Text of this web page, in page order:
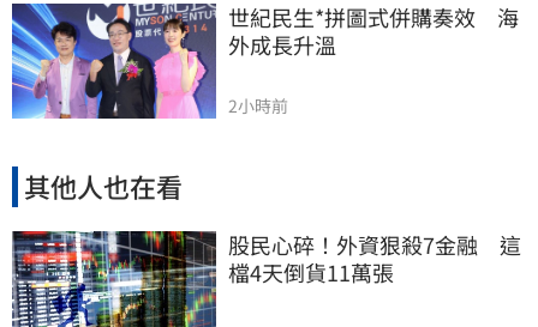
世紀民生*拼圖式併購奏效　海
外成長升溫
2小時前
其他人也在看
股民心碎！外資狠殺7金融 這
檔4天倒貨11萬張